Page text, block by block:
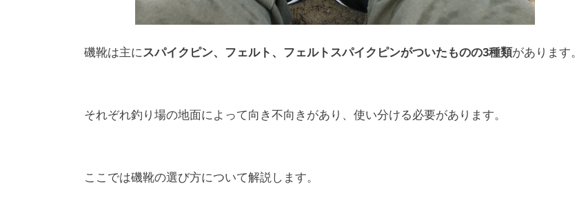
磯靴は主に スパイクピン、フェルト、フェルトスパイクピンがついたものの3種類があります。
それぞれ釣り場の地面によって向き不向きがあり、使い分ける必要があります。
ここでは磯靴の選び方について解説します。